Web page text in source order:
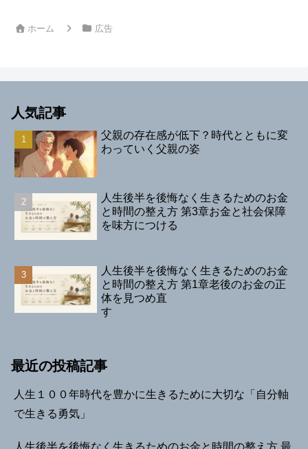
ホーム 広告
人気記事
父親の存在感が低下？時代とともに変
わっていく父親の姿
人生後半を後悔なく生きるためのお金
と時間の整え方 第3章お金と社会保障
を味方につける
人生後半を後悔なく生きるためのお金
と時間の整え方 第1章老後のお金の正
体を見つめ直
す
最近の投稿記事
人生１００年時代を豊かに生きるために大切な「自分軸
で生きる勇気」
人生後半を後悔なく生きるためのお金と時間の整え方 最